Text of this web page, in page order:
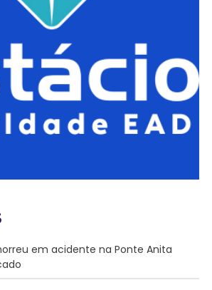
em acidente na Ponte Anita